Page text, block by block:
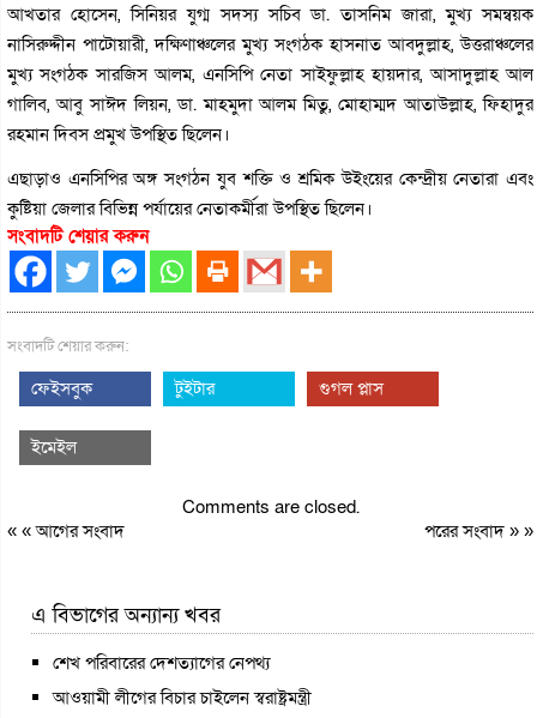
আখতার হোসেন, সিনিয়র যুগ্ম সদস্য সচিব ডা. তাসনিম জারা, মুখ্য সমন্বয়ক
নাসিরুদ্দীন পাটোয়ারী, দক্ষিণাঞ্চলের মুখ্য সংগঠক হাসনাত আবদুল্লাহ, উত্তরাঞ্চলের
মুখ্য সংগঠক সারজিস আলম, এনসিপি নেতা সাইফুল্লাহ হায়দার, আসাদুল্লাহ আল
গালিব, আবু সাঈদ লিয়ন, ডা. মাহমুদা আলম মিতু, মোহাম্মদ আতাউল্লাহ, ফিহাদুর
রহমান দিবস প্রমুখ উপস্থিত ছিলেন।
এছাড়াও এনসিপির অঙ্গ সংগঠন যুব শক্তি ও শ্রমিক উইংয়ের কেন্দ্রীয় নেতারা এবং
কুষ্টিয়া জেলার বিভিন্ন পর্যায়ের নেতাকর্মীরা উপস্থিত ছিলেন।
সংবাদটি শেয়ার করুন
সংবাদটি শেয়ার করুন:
ফেইসবুক টুইটার গুগল প্লাস
ইমেইল
Comments are closed.
« «আগের সংবাদ পরের সংবাদ» »
এ বিভাগের অন্যান্য খবর
শেখ পরিবারের দেশত্যাগের নেপথ্য
আওয়ামী লীগের বিচার চাইলেন স্বরাষ্ট্রমন্ত্রী